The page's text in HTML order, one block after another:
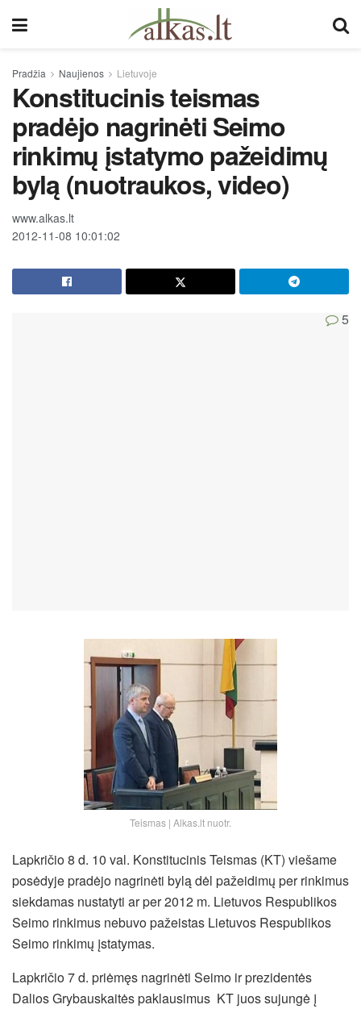
Pradžia Naujienos Lietuvoje
Konstitucinis teismas
pradėjo nagrinėti Seimo
rinkimų įstatymo pažeidimų
bylą (nuotraukos, video)
www.alkas.lt
2012-11-08 10:01:02
5
Teismas | Alkas.lt nuotr.
Lapkričio 8 d. 10 val. Konstitucinis Teismas (KT) viešame
posėdyje pradėjo nagrinėti bylą dėl pažeidimų per rinkimus
siekdamas nustatyti ar per 2012 m. Lietuvos Respublikos
Seimo rinkimus nebuvo pažeistas Lietuvos Respublikos
Seimo rinkimų įstatymas.
Lapkričio 7 d. priėmęs nagrinėti Seimo ir prezidentės
Dalios Grybauskaitės paklausimus KT juos sujungė į